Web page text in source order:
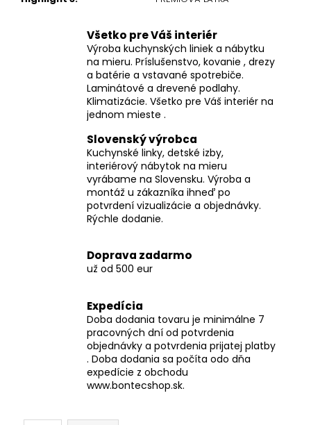
Všetko pre Váš interiér
Výroba kuchynských liniek a nábytku
na mieru. Príslušenstvo, kovanie , drezy
a batérie a vstavané spotrebiče.
Laminátové a drevené podlahy.
Klimatizácie. Všetko pre Váš interiér na
jednom mieste .
Slovenský výrobca
Kuchynské linky, detské izby,
interiérový nábytok na mieru
vyrábame na Slovensku. Výroba a
montáž u zákazníka ihneď po
potvrdení vizualizácie a objednávky.
Rýchle dodanie.
Doprava zadarmo
už od 500 eur
Expedícia
Doba dodania tovaru je minimálne 7
pracovných dní od potvrdenia
objednávky a potvrdenia prijatej platby
. Doba dodania sa počíta odo dňa
expedície z obchodu
www.bontecshop.sk.